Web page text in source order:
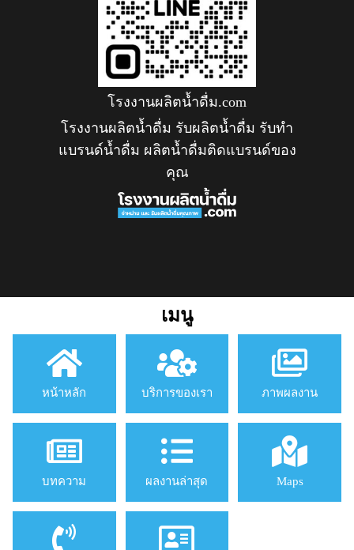
โรงงานผลิตน้ำดื่ม.com
โรงงานผลิตน้ำดื่ม รับผลิตน้ำดื่ม รับทำ
แบรนด์น้ำดื่ม ผลิตน้ำดื่มติดแบรนด์ของ
คุณ
เมนู
หน้าหลัก บริการของเรา ภาพผลงาน
บทความ ผลงานล่าสุด Maps